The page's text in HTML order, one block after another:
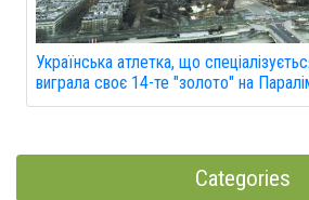
Українська атлетка, що
виграла своє 14-те "золото" на
Categories